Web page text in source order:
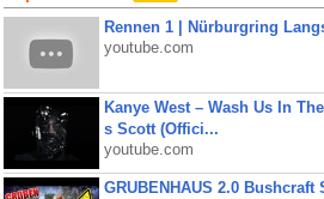
Rennen 1 | Nürburgring
youtube.com
Kanye West – Wash Us In
s Scott (Offici...
youtube.com
GRUBENHAUS 2.0 Bushcraft